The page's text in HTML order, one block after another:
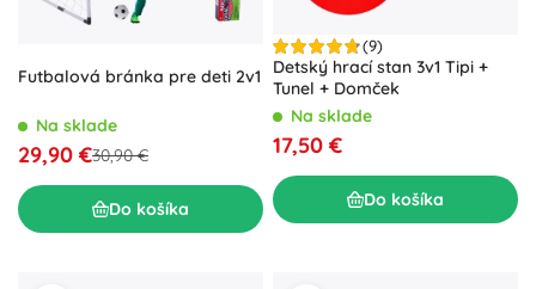
Futbalová bránka pre deti 2v1
Na sklade
29,90 €30,90 €
Do košíka
(9)
Detský hrací stan 3v1 Tipi +
Tunel + Domček
Na sklade
17,50 €
Do košíka